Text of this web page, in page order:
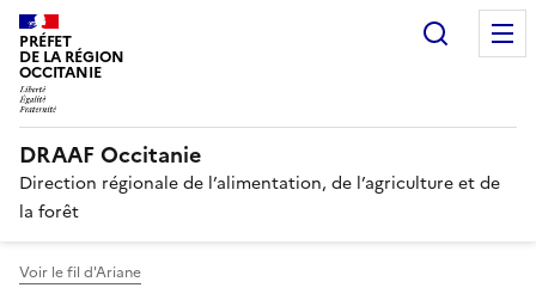
PRÉFET
DE LA RÉGION
OCCITANIE
DRAAF Occitanie
Direction régionale de l’alimentation, de l’agriculture et de
la forêt
Voir le fil d'Ariane